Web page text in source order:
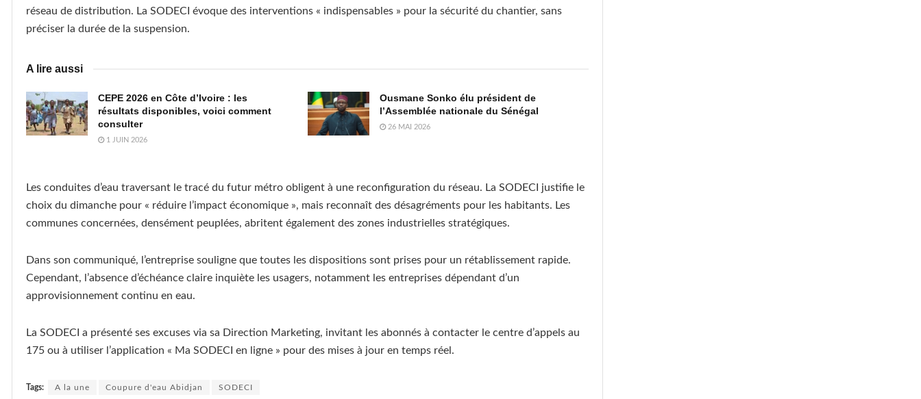
réseau de distribution. La SODECI évoque des interventions « indispensables » pour la sécurité du chantier, sans
préciser la durée de la suspension.
A lire aussi
CEPE 2026 en Côte d’Ivoire : les
résultats disponibles, voici comment
consulter
1 JUIN 2026
Ousmane Sonko élu président de
l’Assemblée nationale du Sénégal
26 MAI 2026
Les conduites d’eau traversant le tracé du futur métro obligent à une reconfiguration du réseau. La SODECI justifie le
choix du dimanche pour « réduire l’impact économique », mais reconnaît des désagréments pour les habitants. Les
communes concernées, densément peuplées, abritent également des zones industrielles stratégiques.
Dans son communiqué, l’entreprise souligne que toutes les dispositions sont prises pour un rétablissement rapide.
Cependant, l’absence d’échéance claire inquiète les usagers, notamment les entreprises dépendant d’un
approvisionnement continu en eau.
La SODECI a présenté ses excuses via sa Direction Marketing, invitant les abonnés à contacter le centre d’appels au
175 ou à utiliser l’application « Ma SODECI en ligne » pour des mises à jour en temps réel.
Tags: A la une Coupure d'eau Abidjan SODECI